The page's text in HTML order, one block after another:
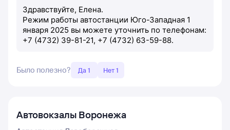
Здравствуйте, Елена.
Режим работы автостанции Юго-Западная 1
января 2025 вы можете уточнить по телефонам:
+7 (4732) 39-81-21, +7 (4732) 63-59-88.
Было полезно? Да 1 Нет 1
Автовокзалы Воронежа